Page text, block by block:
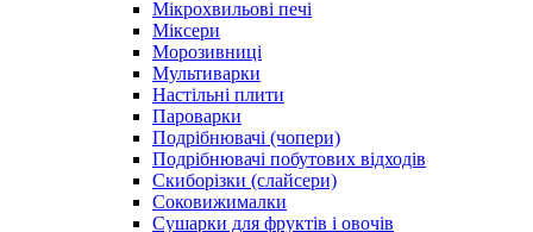
Мікрохвильові печі
Міксери
Морозивниці
Мультиварки
Настільні плити
Пароварки
Подрібнювачі (чопери)
Подрібнювачі побутових відходів
Скиборізки (слайсери)
Соковижималки
Сушарки для фруктів і овочів